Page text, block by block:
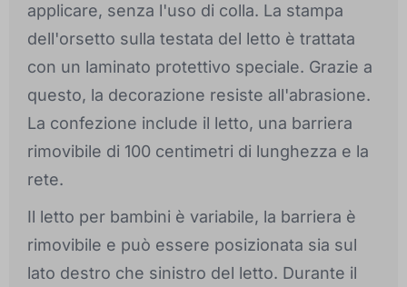
applicare, senza l'uso di colla. La stampa
dell'orsetto sulla testata del letto è trattata
con un laminato protettivo speciale. Grazie a
questo, la decorazione resiste all'abrasione.
La confezione include il letto, una barriera
rimovibile di 100 centimetri di lunghezza e la
rete.
Il letto per bambini è variabile, la barriera è
rimovibile e può essere posizionata sia sul
lato destro che sinistro del letto. Durante il